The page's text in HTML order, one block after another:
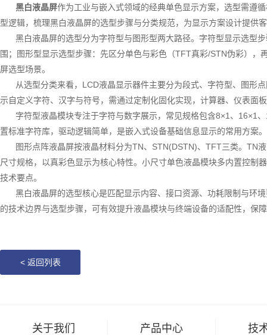
黑白液晶屏作为工业与嵌入式领域的经典单色显示方案，选型需遵
型逻辑，梳理黑白液晶屏的选型步骤与分类规范，为显示方案设计提供
黑白液晶屏的选型分为字符型与图形型两大路径。字符型显示选型
围；图形型显示选型步骤：先区分单色与彩色（TFT真彩/STN伪彩）
屏选型场景。
从选型分类来看， LCD液晶显示器件主要分为段式、字符型、图形
示自定义字符、汉字与符号，需通过定制化固化实现，计算器、仪表面
字符型液晶模块专注于字符与数字展示，常见规格包含8×1、16×1
置标准字符库，驱动逻辑简单，是嵌入式设备基础信息显示的常用方案。
图形点阵液晶屏按液晶材料分为TN、STN(DSTN)、TFT三类。TN
尺寸规格，以真彩色显示为核心特性。小尺寸单色液晶模块多内置控制
技术要点。
黑白液晶屏的选型核心是匹配显示内容、接口资源、功耗限制与环
的技术边界与选型步骤，可有效提升液晶模块与终端设备的适配性，保
< 返回列表
关于我们 产品中心 技